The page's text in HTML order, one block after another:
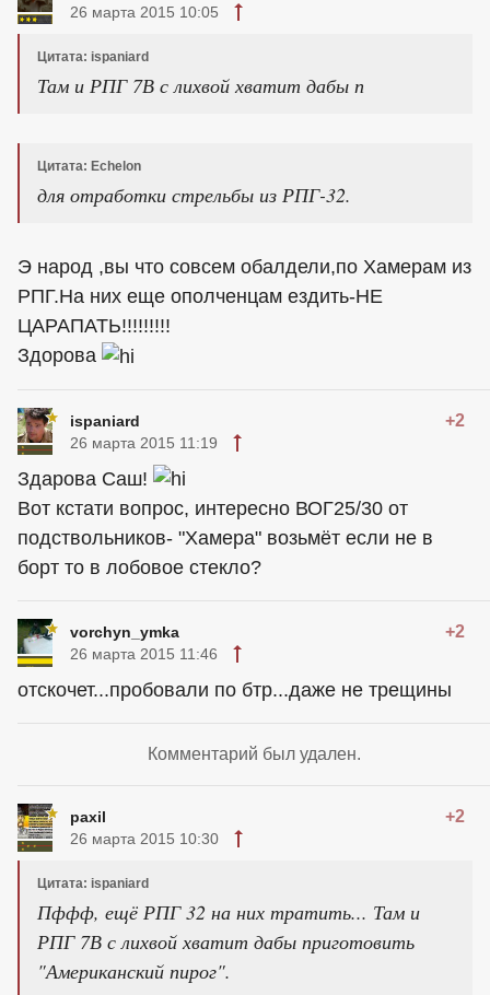
26 марта 2015 10:05
Цитата: ispaniard
Там и РПГ 7В с лихвой хватит дабы п
Цитата: Echelon
для отработки стрельбы из РПГ-32.
Э народ ,вы что совсем обалдели,по Хамерам из
РПГ.На них еще ополченцам ездить-НЕ
ЦАРАПАТЬ!!!!!!!!!
Здорова
ispaniard +2
26 марта 2015 11:19
Здарова Саш!
Вот кстати вопрос, интересно ВОГ25/30 от
подствольников- "Хамера" возьмёт если не в
борт то в лобовое стекло?
vorchyn_ymka +2
26 марта 2015 11:46
отскочет...пробовали по бтр...даже не трещины
Комментарий был удален.
paxil +2
26 марта 2015 10:30
Цитата: ispaniard
Пффф, ещё РПГ 32 на них тратить... Там и
РПГ 7В с лихвой хватит дабы приготовить
"Американский пирог".